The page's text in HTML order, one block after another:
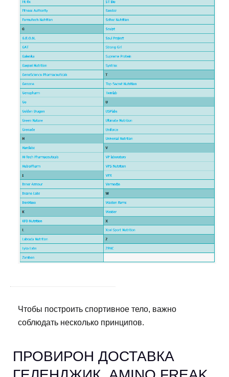
Чтобы построить спортивное тело, важно
соблюдать несколько принципов.
ПРОВИРОН ДОСТАВКА